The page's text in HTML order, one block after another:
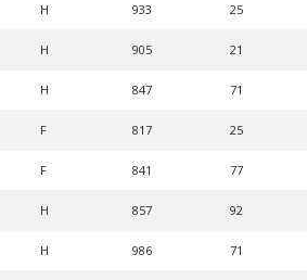
H 933 25
H 905 21
H 847 71
F 817 25
F 841 77
H 857 92
H 986 71